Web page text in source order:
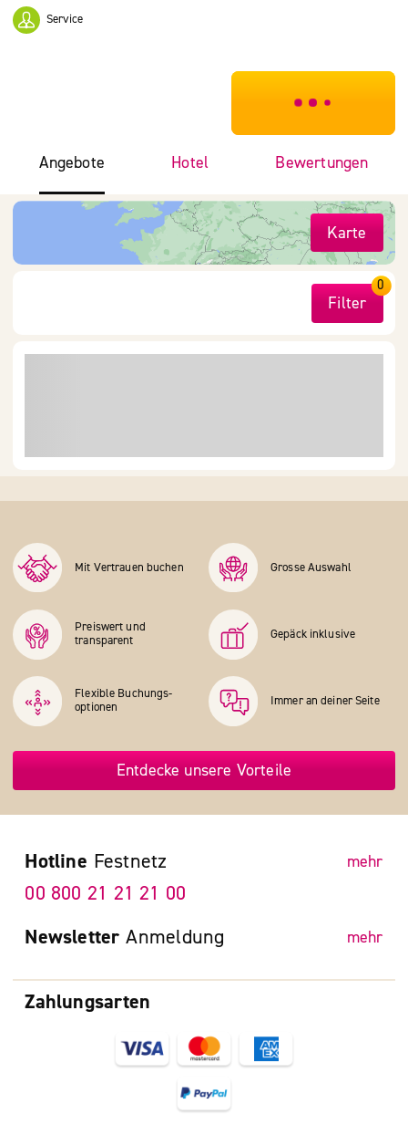
Service
***************
Angebote Hotel Bewertungen
Karte
Filter
0
Mit Vertrauen buchen Grosse Auswahl
Preiswert und
transparent
Gepäck inklusive
Flexible Buchungs­
optionen
Immer an deiner Seite
Entdecke unsere Vorteile
Zahlungsarten
Hotline Festnetz mehr
00 800 21 21 21 00
Newsletter Anmeldung mehr